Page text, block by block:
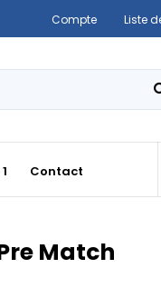
Compte Liste
Contact
Match